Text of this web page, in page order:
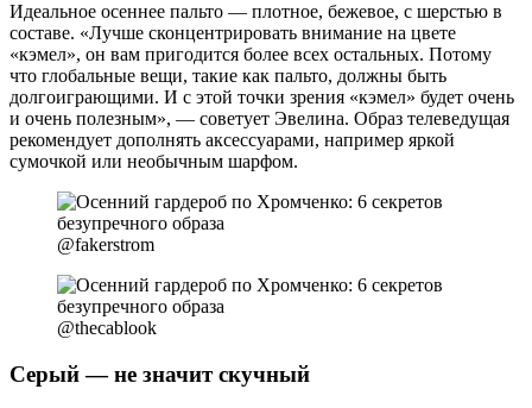
Идеальное осеннее пальто — плотное, бежевое, с шерстью в
составе. «Лучше сконцентрировать внимание на цвете
«кэмел», он вам пригодится более всех остальных. Потому
что глобальные вещи, такие как пальто, должны быть
долгоиграющими. И с этой точки зрения «кэмел» будет очень
и очень полезным», — советует Эвелина. Образ телеведущая
рекомендует дополнять аксессуарами, например яркой
сумочкой или необычным шарфом.
@fakerstrom
@thecablook
Серый — не значит скучный